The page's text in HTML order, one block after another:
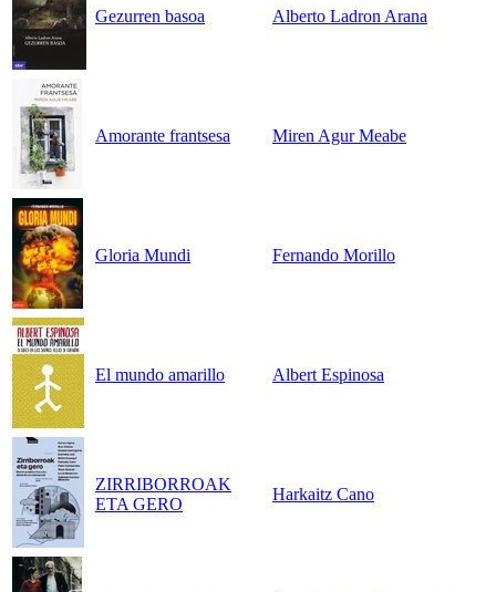
Gezurren basoa Alberto Ladron Arana
Amorante frantsesa Miren Agur Meabe
Gloria Mundi Fernando Morillo
El mundo amarillo Albert Espinosa
ZIRRIBORROAK
ETA GERO
Harkaitz Cano